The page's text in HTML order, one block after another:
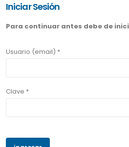
Iniciar Sesión
Para continuar antes debe de
Usuario (email) *
Clave *